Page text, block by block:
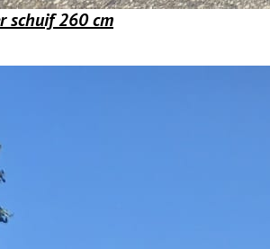
schuif 260 cm